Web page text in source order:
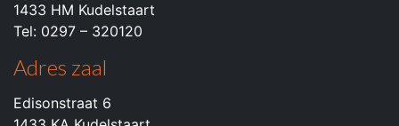
1433 HM Kudelstaart
Tel: 0297 – 320120
Adres zaal
Edisonstraat 6